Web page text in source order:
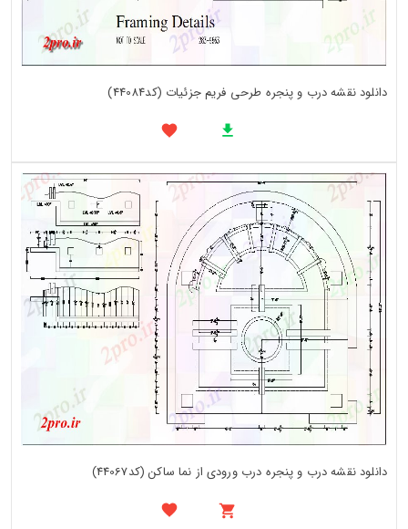
دانلود نقشه درب و پنجره طرحی فریم جزئیات (کد44084)
دانلود نقشه درب و پنجره درب ورودی از نما ساکن (کد44067)